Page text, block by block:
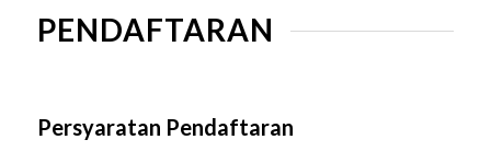
PENDAFTARAN
Persyaratan Pendaftaran